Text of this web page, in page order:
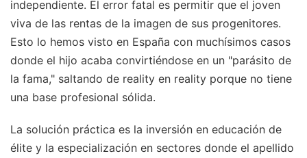
independiente. El error fatal es permitir que el joven
viva de las rentas de la imagen de sus progenitores.
Esto lo hemos visto en España con muchísimos casos
donde el hijo acaba convirtiéndose en un "parásito de
la fama," saltando de reality en reality porque no tiene
una base profesional sólida.
La solución práctica es la inversión en educación de
élite y la especialización en sectores donde el apellido